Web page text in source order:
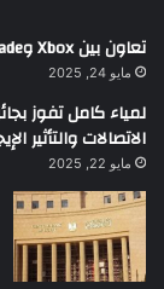
تعاون بين Xbox وAntstream Arcade
مايو 24, 2025
لمياء كامل تفوز
الاتصالات والتأثير
مايو 22, 2025